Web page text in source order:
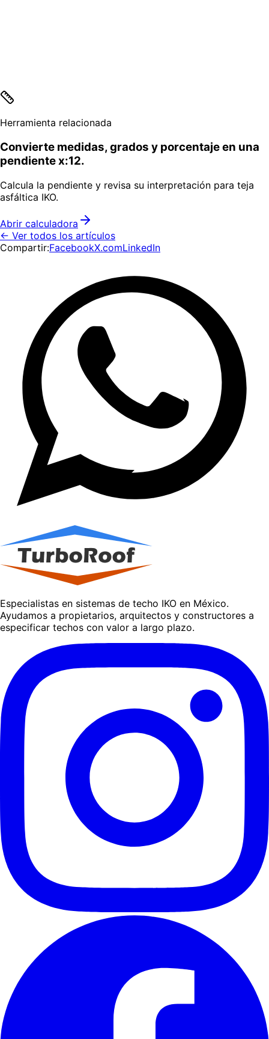
Herramienta relacionada
Convierte medidas, grados y porcentaje en una
pendiente x:12.
Calcula la pendiente y revisa su interpretación para teja
asfáltica IKO.
Abrir calculadora
← Ver todos los artículos
Compartir:FacebookX.comLinkedIn
Especialistas en sistemas de techo IKO en México.
Ayudamos a propietarios, arquitectos y constructores a
especificar techos con valor a largo plazo.